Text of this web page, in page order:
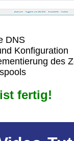
DNS
Konfiguration
des
fertig!